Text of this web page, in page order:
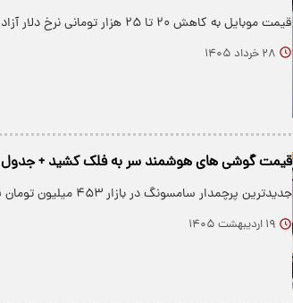
قیمت موبایل به کاهش ۲۰ تا ۲۵ هزار تومانی نرخ دلار آزاد واکنش نشان داد.
۲۸ خرداد ۱۴۰۵
قیمت گوشی های هوشمند سر به فلک کشید + جدول
جدیدترین پرچمدار سامسونگ در بازار ۴۵۳ میلیون تومان قیمت خورده است.
۱۹ اردیبهشت ۱۴۰۵